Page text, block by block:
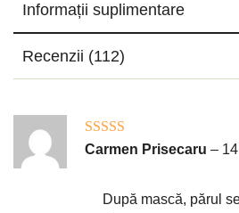
Informații suplimentare
Recenzii (112)
Evaluat la5
Carmen Prisecaru –
După mască, părul